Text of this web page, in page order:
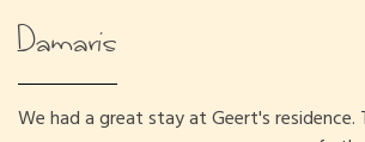
Damaris
We had a great stay at Geert's residence.